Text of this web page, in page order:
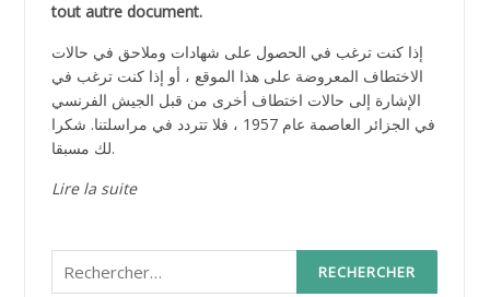
tout autre document.
إذا كنت ترغب في الحصول على شهادات وملاحق في حالات
الاختطاف المعروضة على هذا الموقع ، أو إذا كنت ترغب في
الإشارة إلى حالات اختطاف أخرى من قبل الجيش الفرنسي
في الجزائر العاصمة عام 1957 ، فلا تتردد في مراسلتنا. شكرا
لك مسبقا.
Lire la suite
Rechercher :